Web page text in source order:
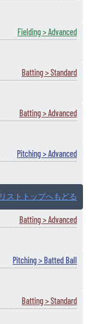
Fielding > Advanced
Batting > Standard
Batting > Advanced
Pitching > Advanced
リストトップへもどる
Batting > Advanced
Pitching > Batted Ball
Batting > Standard